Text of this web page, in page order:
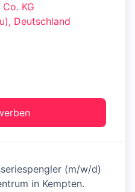
KG
Deutschland
(m/w/d)
in Kempten.